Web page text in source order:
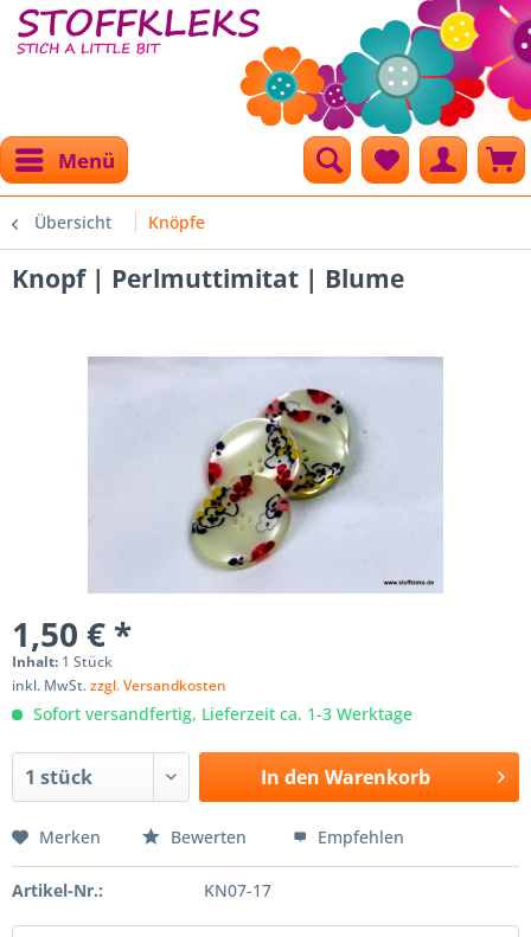
Menü
Übersicht Knöpfe
Knopf | Perlmuttimitat | Blume
1,50 € *
Inhalt: 1 Stück
inkl. MwSt.zzgl. Versandkosten
Sofort versandfertig, Lieferzeit ca. 1-3 Werktage
In den Warenkorb
Merken Bewerten Empfehlen
Artikel-Nr.: KN07-17